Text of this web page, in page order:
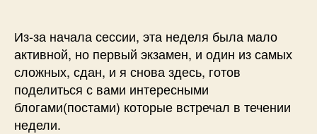
weekly
#2
Из-за начала сессии, эта неделя была мало
активной, но первый экзамен, и один из самых
сложных, сдан, и я снова здесь, готов
поделиться с вами интересными
блогами(постами) которые встречал в течении
недели.